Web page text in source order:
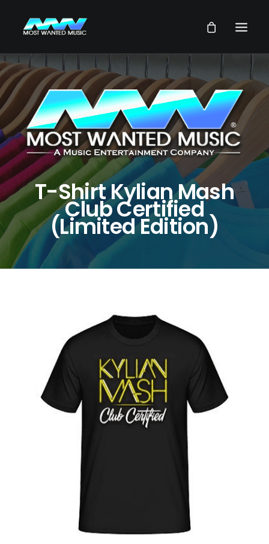
NEWS
ARTISTES
MUSIQUES
VIDEOS
SERVICES
STORE
NOTRE GROUPE
RECHERCHE
T-Shirt Kylian Mash
Club Certified
(Limited Edition)